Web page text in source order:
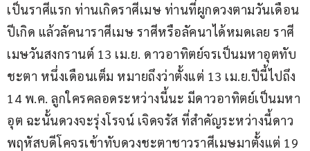
เป็นราศีแรก ท่านเกิดราศีเมษ ท่านที่ผูกดวงตามวันเดือน
ปีเกิด แล้วลัคนาราศีเมษ ราศีหรือลัคนาได้หมดเลย ราศี
เมษวันสงกรานต์ 13 เม.ย. ดาวอาทิตย์จรเป็นมหาอุตทับ
ชะตา หนึ่งเดือนเต็ม หมายถึงว่าตั้งแต่ 13 เม.ย.ปีนี้ไปถึง
14 พ.ค. ลูกใครคลอดระหว่างนี้นะ มีดาวอาทิตย์เป็นมหา
อุต ฉะนั้นดวงจะรุ่งโรจน์ เจิดจรัส ที่สำคัญระหว่างนี้ดาว
พฤหัสบดีโคจรเข้าทับดวงชะตาชาวราศีเมษมาตั้งแต่ 19